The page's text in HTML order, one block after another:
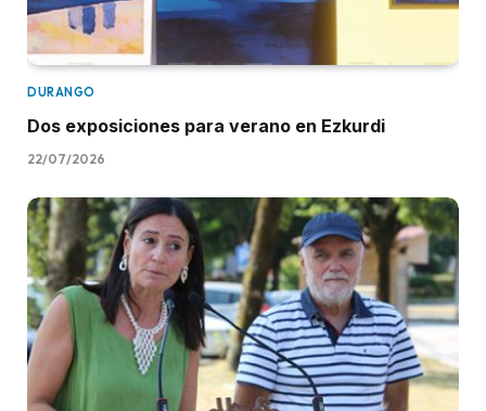
DURANGO
Dos exposiciones para verano en Ezkurdi
22/07/2026